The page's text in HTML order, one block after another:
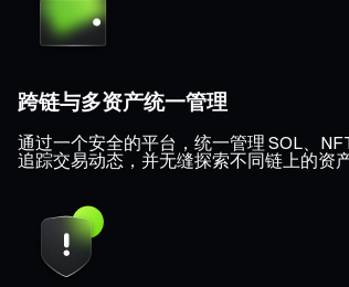
跨链与多资产统一管理
通过一个安全的平台，统一管理 SOL、
追踪交易动态，并无缝探索不同链上的资产